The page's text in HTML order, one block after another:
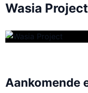
Wasia Project
Aankomende